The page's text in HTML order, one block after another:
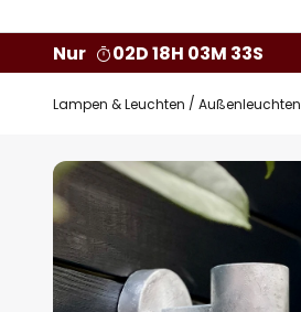
Nur
02D 18H 03M 32S
Lampen & Leuchten Außenleuchten
Zum
Ende
der
Bildgalerie
springen